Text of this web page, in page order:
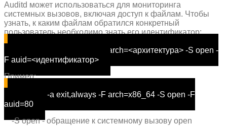
Auditd может использоваться для мониторинга
системных вызовов, включая доступ к файлам. Чтобы
узнать, к каким файлам обратился конкретный
пользователь необходимо знать его идентификатор:
,always -F arch=<архитектура> -S open -
F auid=<идентификатор>
Пример:
-a exit,always -F arch=x86_64 -S open -F
auid=80
-S open - обращение к системному вызову open